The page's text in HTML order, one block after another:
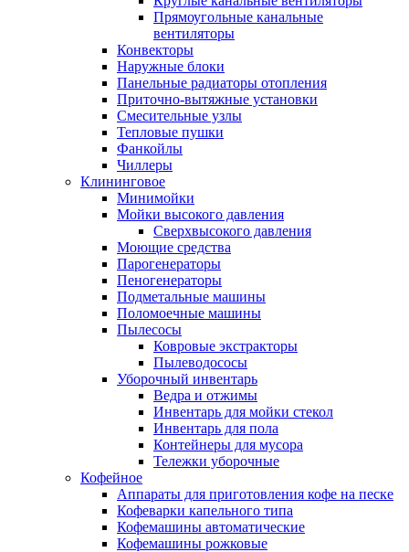
Прямоугольные канальные
вентиляторы
Конвекторы
Наружные блоки
Панельные радиаторы отопления
Приточно-вытяжные установки
Смесительные узлы
Тепловые пушки
Фанкойлы
Чиллеры
Клининговое
Минимойки
Мойки высокого давления
Сверхвысокого давления
Моющие средства
Парогенераторы
Пеногенераторы
Подметальные машины
Поломоечные машины
Пылесосы
Ковровые экстракторы
Пылеводососы
Уборочный инвентарь
Ведра и отжимы
Инвентарь для мойки стекол
Инвентарь для пола
Контейнеры для мусора
Тележки уборочные
Кофейное
Аппараты для приготовления кофе на песке
Кофеварки капельного типа
Кофемашины автоматические
Кофемашины рожковые